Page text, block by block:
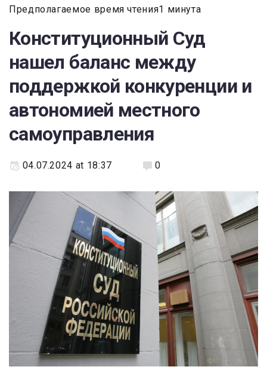
Предполагаемое время чтения1 минута
Конституционный Суд
нашел баланс между
поддержкой конкуренции и
автономией местного
самоуправления
04.07.2024 at 18:37 0